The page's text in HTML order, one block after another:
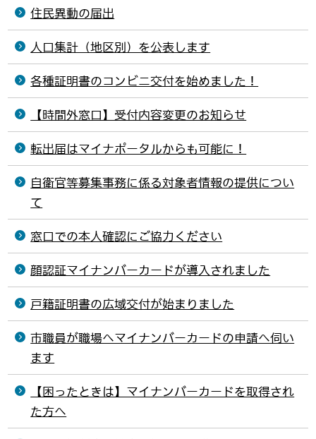
住民異動の届出
人口集計（地区別）を公表します
各種証明書のコンビニ交付を始めました！
【時間外窓口】受付内容変更のお知らせ
転出届はマイナポータルからも可能に！
自衛官等募集事務に係る対象者情報の提供につい
て
窓口での本人確認にご協力ください
顔認証マイナンバーカードが導入されました
戸籍証明書の広域交付が始まりました
市職員が職場へマイナンバーカードの申請へ伺い
ます
【困ったときは】マイナンバーカードを取得され
た方へ